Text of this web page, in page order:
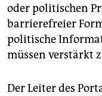
oder politischen
barrierefreier
politische
müssen verstärkt
Der Leiter des